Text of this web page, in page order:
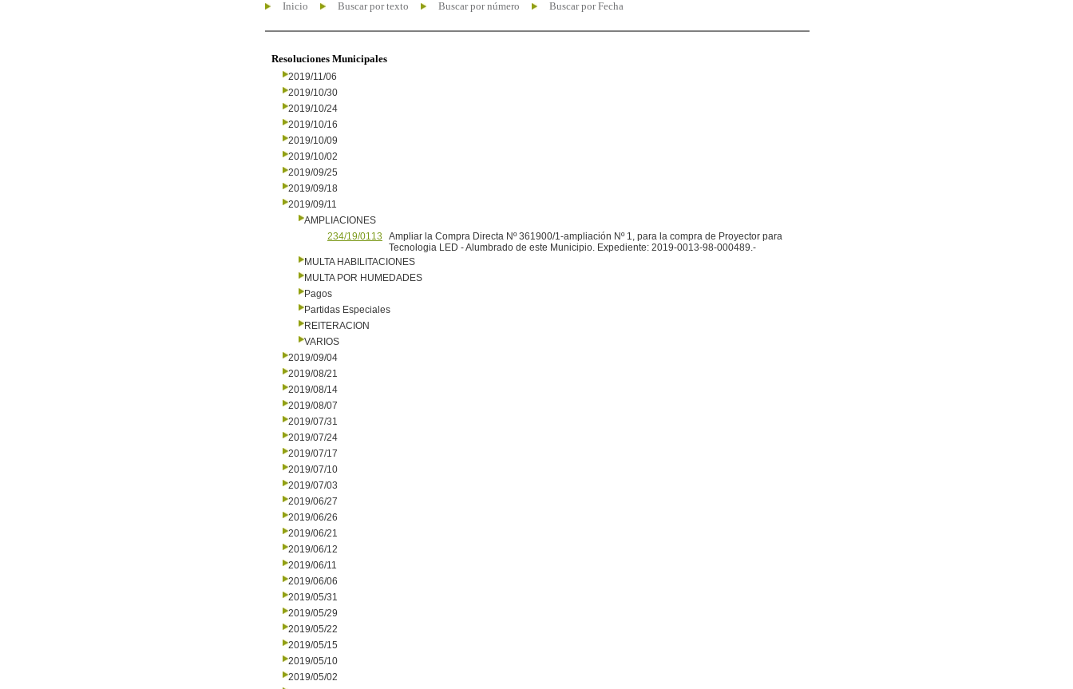
Inicio Buscar por texto Buscar por número Buscar por Fecha
Resoluciones Municipales
2019/11/06
2019/10/30
2019/10/24
2019/10/16
2019/10/09
2019/10/02
2019/09/25
2019/09/18
2019/09/11
AMPLIACIONES
234/19/0113
Ampliar la Compra Directa Nº 361900/1-ampliación Nº 1, para la compra de Proyector para
Tecnologia LED - Alumbrado de este Municipio. Expediente: 2019-0013-98-000489.-
MULTA HABILITACIONES
MULTA POR HUMEDADES
Pagos
Partidas Especiales
REITERACION
VARIOS
2019/09/04
2019/08/21
2019/08/14
2019/08/07
2019/07/31
2019/07/24
2019/07/17
2019/07/10
2019/07/03
2019/06/27
2019/06/26
2019/06/21
2019/06/12
2019/06/11
2019/06/06
2019/05/31
2019/05/29
2019/05/22
2019/05/15
2019/05/10
2019/05/02